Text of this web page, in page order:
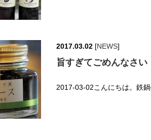
2017.03.02 [NEWS]
旨すぎてごめんなさい
2017-03-02こんにちは。鉄